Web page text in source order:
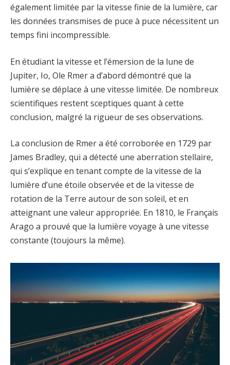
également limitée par la vitesse finie de la lumière, car
les données transmises de puce à puce nécessitent un
temps fini incompressible.
En étudiant la vitesse et l’émersion de la lune de
Jupiter, Io, Ole Rmer a d’abord démontré que la
lumière se déplace à une vitesse limitée. De nombreux
scientifiques restent sceptiques quant à cette
conclusion, malgré la rigueur de ses observations.
La conclusion de Rmer a été corroborée en 1729 par
James Bradley, qui a détecté une aberration stellaire,
qui s’explique en tenant compte de la vitesse de la
lumière d’une étoile observée et de la vitesse de
rotation de la Terre autour de son soleil, et en
atteignant une valeur appropriée. En 1810, le Français
Arago a prouvé que la lumière voyage à une vitesse
constante (toujours la même).